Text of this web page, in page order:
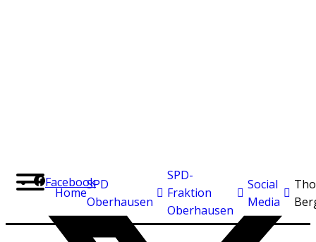
Home
SPD
Oberhausen
SPD-
Fraktion
Oberhausen
Social
Media
Facebook